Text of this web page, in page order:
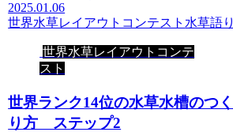
2025.01.06
世界水草レイアウトコンテスト 水草語り
世界水草レイアウトコンテ
スト
世界ランク14位の水草水槽のつく
り方 ステップ2